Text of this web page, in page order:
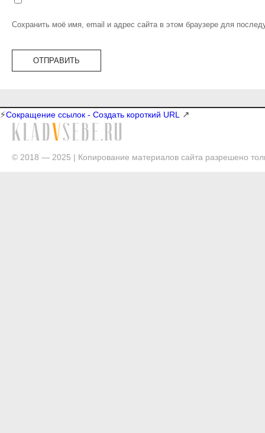
Сохранить моё имя, email и адрес сайта в этом браузере для
⚡Сокращение ссылок - Создать короткий URL ↗
© 2018 — 2025 | Копирование материалов сайта разрешено